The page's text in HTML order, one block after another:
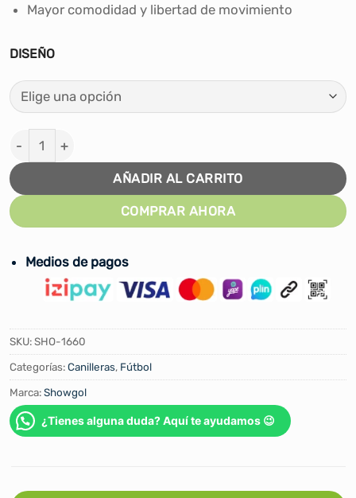
Mayor comodidad y libertad de movimiento
DISEÑO
MINI CANILLERAS DE FUTBOL SHOWGOL PAISES
AÑADIR AL CARRITO
COMPRAR AHORA
Medios de pagos
SKU:SHO-1660
Categorías:Canilleras, Fútbol
Marca:Showgol
¿Tienes alguna duda? Aquí te ayudamos 😉